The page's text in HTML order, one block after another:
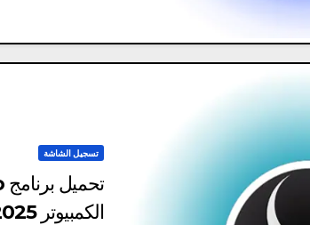
تسجيل الشاشة
الكمبيوتر 2025 مجانا